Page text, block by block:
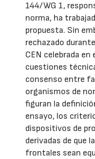
144/WG 1,
norma, ha
propuesta. Sin
rechazado
CEN celebrada en
cuestiones
consenso entre
organismos de
figuran la
ensayo, los
dispositivos de
derivadas de que
frontales sean